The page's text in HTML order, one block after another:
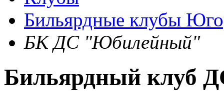
Бильярдные клубы
БК ДС "Юбилейный"
Бильярдный клуб